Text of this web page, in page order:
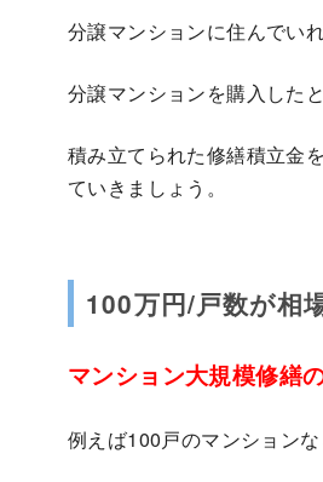
分譲マンションに住んでい
分譲マンションを購入した
積み立てられた修繕積立金
ていきましょう。
100万円/戸数が相
マンション大規模修繕
例えば100戸のマンション